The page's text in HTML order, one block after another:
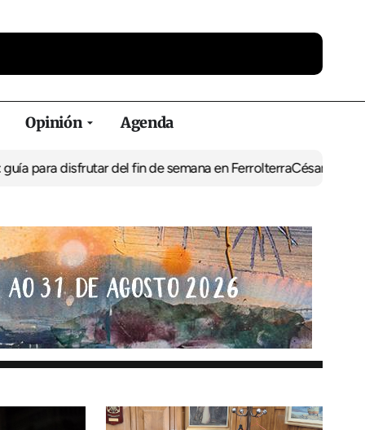
Opinión Agenda
del fin de semana en FerrolterraCésar Pita, capitán